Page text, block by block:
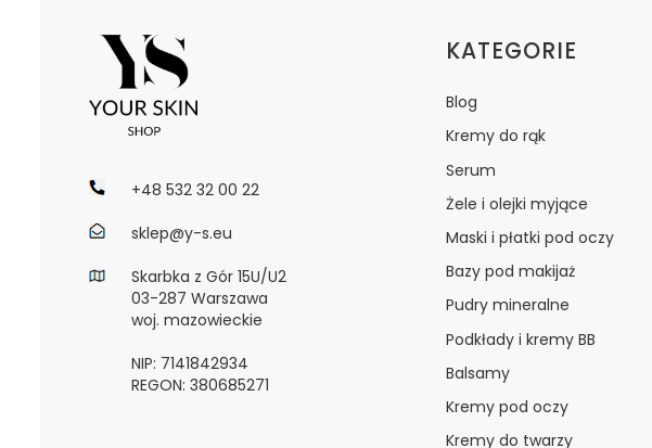
+48 532 32 00 22
sklep@y-s.eu
Skarbka z Gór 15U/U2
03-287 Warszawa
woj. mazowieckie
NIP: 7141842934
REGON: 380685271
Linki w stopce
KATEGORIE
Blog
Kremy do rąk
Serum
Żele i olejki myjące
Maski i płatki pod oczy
Bazy pod makijaż
Pudry mineralne
Podkłady i kremy BB
Balsamy
Kremy pod oczy
Kremy do twarzy